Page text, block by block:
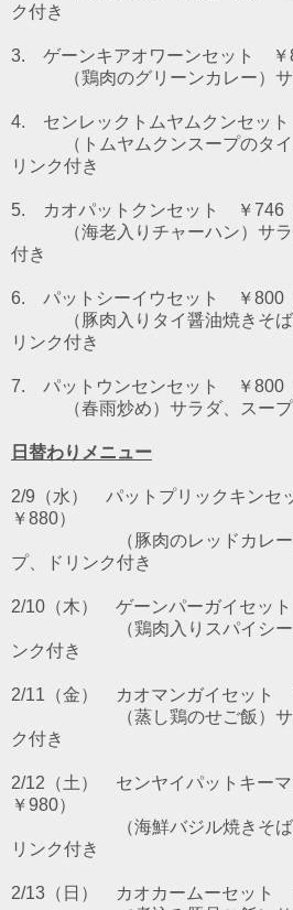
ク付き
3. ゲーンキアオワーンセット ￥
（鶏肉のグリーンカレー）
4. センレックトムヤムクンセッ
（トムヤムクンスープのタ
リンク付き
5. カオパットクンセット ￥746
（海老入りチャーハン）サラ
付き
6. パットシーイウセット
￥800
（豚肉入りタイ醤油焼きそば
リンク付き
7. パットウンセンセット
￥800
（春雨炒め）サラダ、スープ
日替わりメニュー
2/9（水） パットプリックキンセ
￥880）
（豚肉のレッドカレー炒
プ、ドリンク付き
2/10（木） ゲーンパーガイセッ
（鶏肉入りスパイシース
ンク付き
2/11（金） カオマンガイセット
（蒸し鶏のせご飯）サラ
ク付き
2/12（土） センヤイパットキー
￥980）
（海鮮バジル焼きそば）
リンク付き
2/13（日） カオカームーセット